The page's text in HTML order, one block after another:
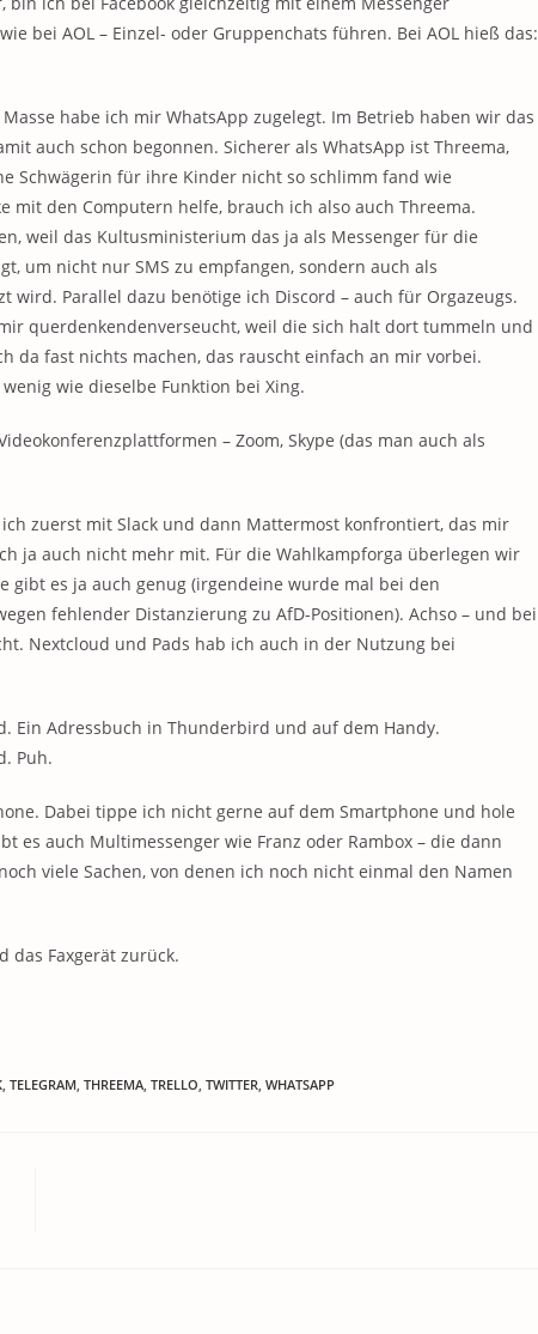
bei AOL – Einzel- oder Gruppenchats führen. Bei AOL hieß das:
habe ich mir WhatsApp zugelegt. Im Betrieb haben wir das
auch schon begonnen. Sicherer als WhatsApp ist Threema,
Schwägerin für ihre Kinder nicht so schlimm fand wie
mit den Computern helfe, brauch ich also auch Threema.
weil das Kultusministerium das ja als Messenger für die
um nicht nur SMS zu empfangen, sondern auch als
Parallel dazu benötige ich Discord – auch für Orgazeugs.
querdenkendenverseucht, weil die sich halt dort tummeln und
da fast nichts machen, das rauscht einfach an mir vorbei.
wie dieselbe Funktion bei Xing.
– Zoom, Skype (das man auch als
zuerst mit Slack und dann Mattermost konfrontiert, das mir
ja auch nicht mehr mit. Für die Wahlkampforga überlegen wir
gibt es ja auch genug (irgendeine wurde mal bei den
fehlender Distanzierung zu AfD-Positionen). Achso – und bei
Nextcloud und Pads hab ich auch in der Nutzung bei
Ein Adressbuch in Thunderbird und auf dem Handy.
Puh.
Dabei tippe ich nicht gerne auf dem Smartphone und hole
es auch Multimessenger wie Franz oder Rambox – die dann
viele Sachen, von denen ich noch nicht einmal den Namen
das Faxgerät zurück.
, TELEGRAM, THREEMA, TRELLO, TWITTER, WHATSAPP